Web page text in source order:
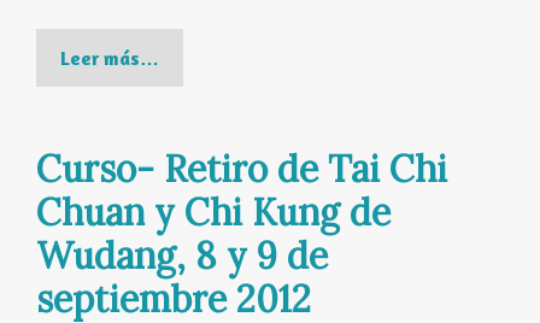
Leer más…
especial
diciembre…
dic
2012
Curso- Retiro de Tai Chi
Chuan y Chi Kung de
Wudang, 8 y 9 de
septiembre 2012